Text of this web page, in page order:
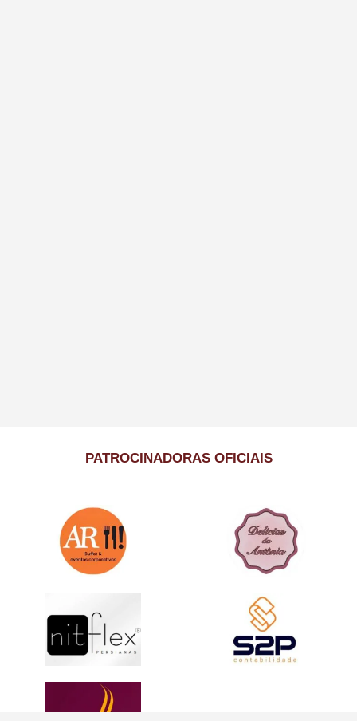
PATROCINADORAS OFICIAIS